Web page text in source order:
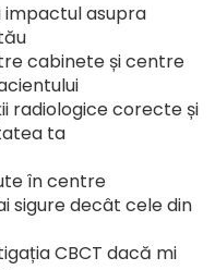
impactul asupra
cabinete și centre
radiologice corecte și
ta
în centre
sigure decât cele din
CBCT dacă mi